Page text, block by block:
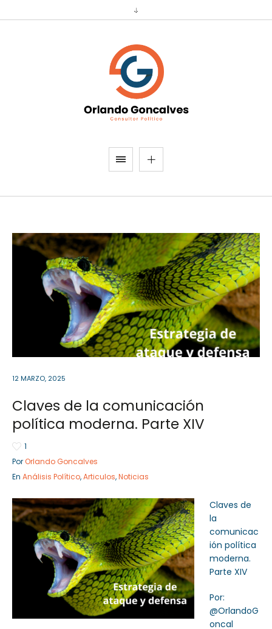
Sector Público Empresa Privada
Servicios
12 MARZO, 2025
Claves de la comunicación
política moderna. Parte XIV
1
Por Orlando Goncalves
En Análisis Político,Articulos,Noticias
Claves de
la
comunicac
ión política
moderna.
Parte XIV
Por:
@OrlandoG
oncal